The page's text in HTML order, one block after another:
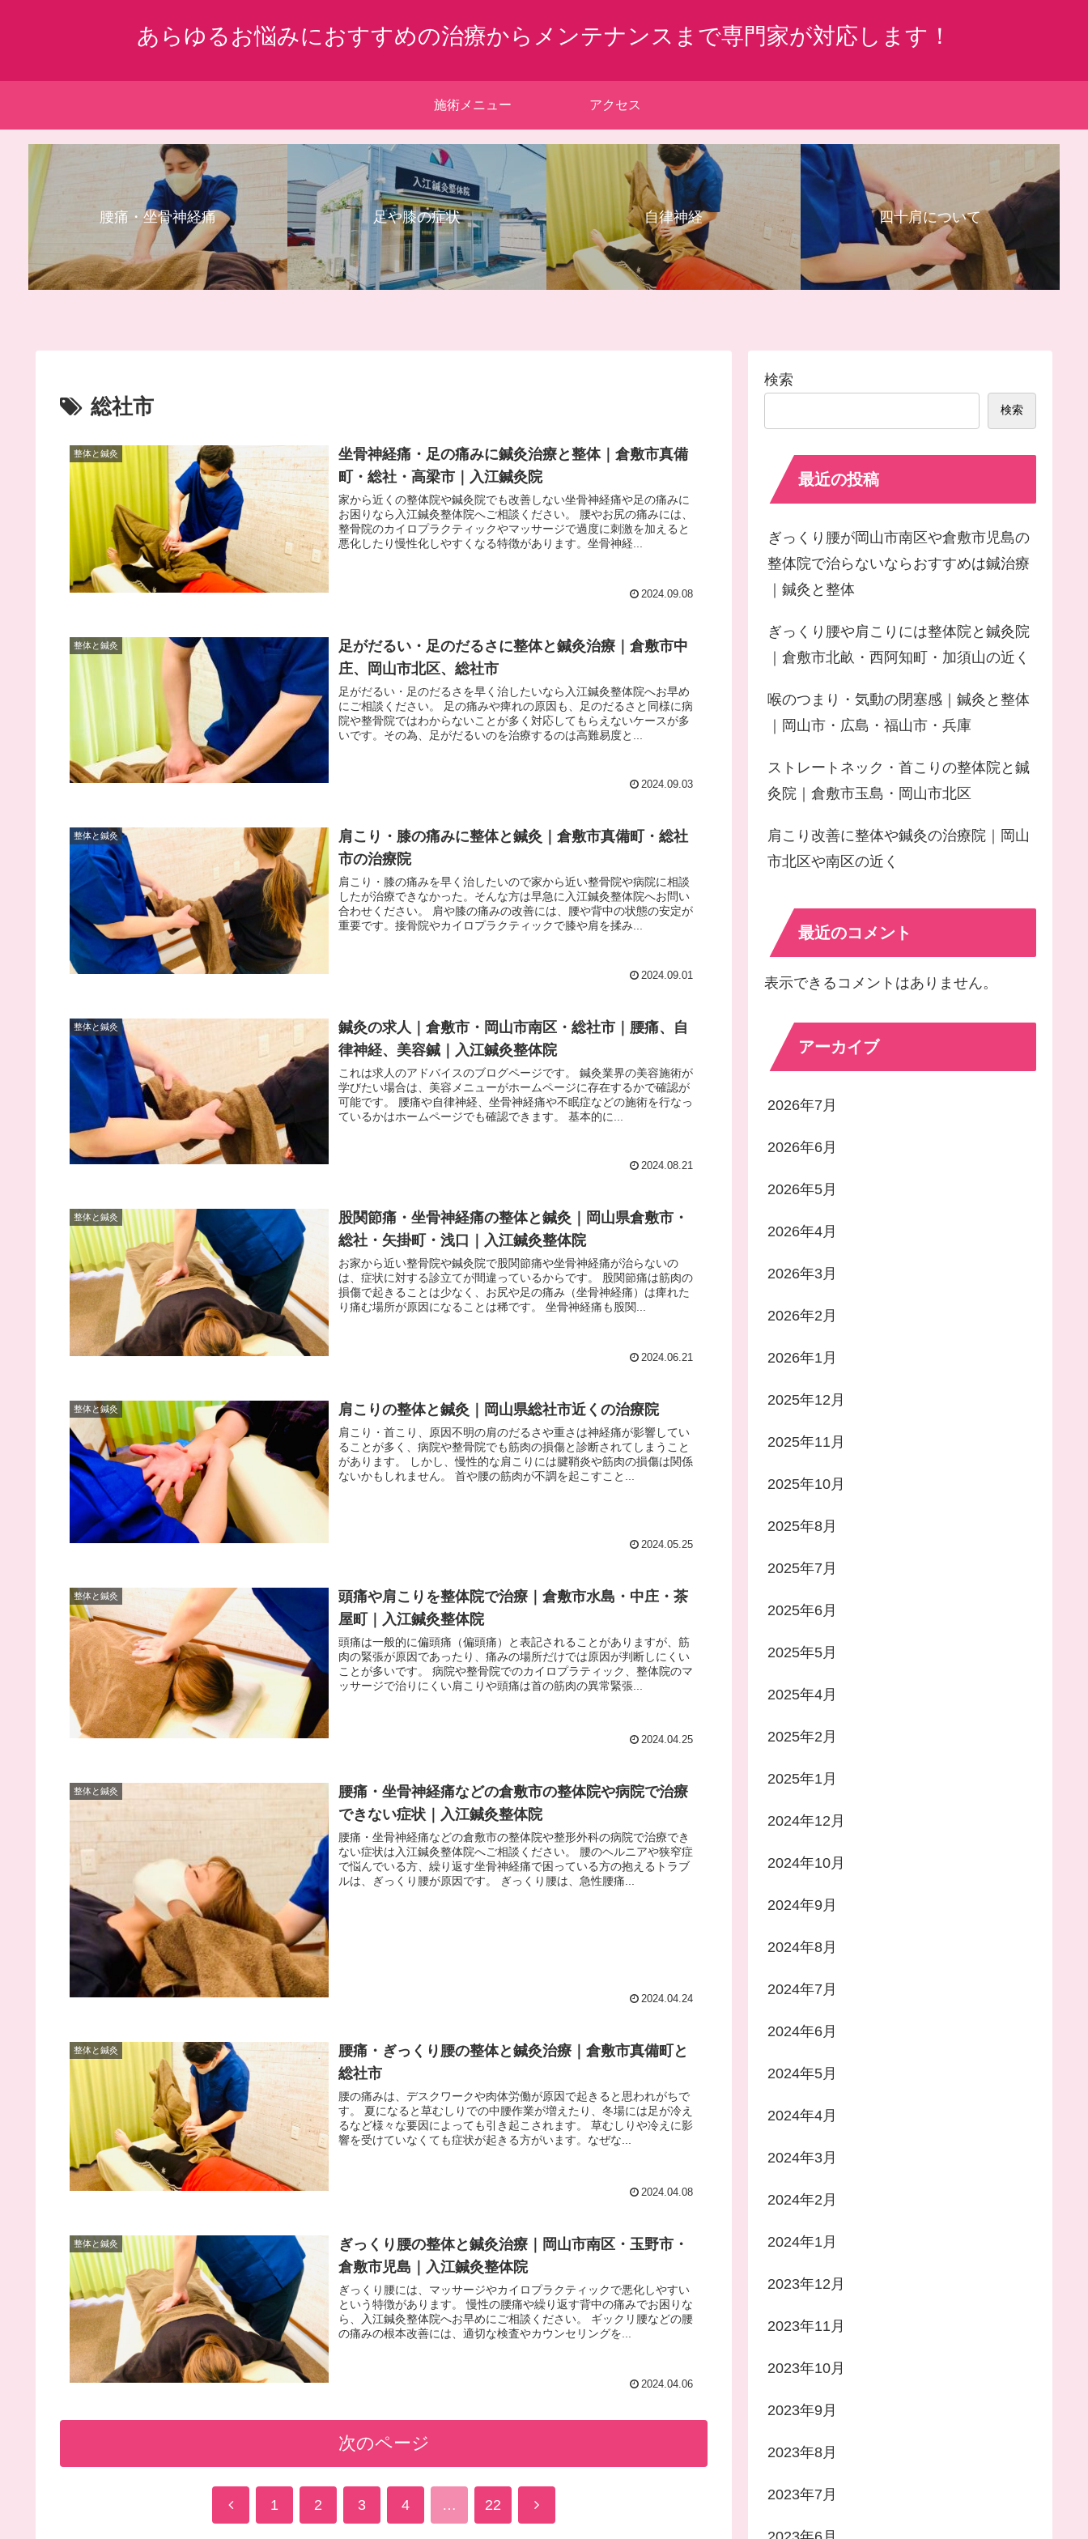
あらゆるお悩みにおすすめの治療からメンテナンスまで専門家が対応します！
施術メニュー アクセス
腰痛・坐骨神経痛 足や膝の症状 自律神経 四十肩について
総社市
整体と鍼灸
坐骨神経痛・足の痛みに鍼灸治療と整体｜倉敷市真備
町・総社・高梁市｜入江鍼灸院
家から近くの整体院や鍼灸院でも改善しない坐骨神経痛や足の痛みに
お困りなら入江鍼灸整体院へご相談ください。 腰やお尻の痛みには、
整骨院のカイロプラクティックやマッサージで過度に刺激を加えると
悪化したり慢性化しやすくなる特徴があります。坐骨神経...
2024.09.08
整体と鍼灸
足がだるい・足のだるさに整体と鍼灸治療｜倉敷市中
庄、岡山市北区、総社市
足がだるい・足のだるさを早く治したいなら入江鍼灸整体院へお早め
にご相談ください。 足の痛みや痺れの原因も、足のだるさと同様に病
院や整骨院ではわからないことが多く対応してもらえないケースが多
いです。その為、足がだるいのを治療するのは高難易度と...
2024.09.03
整体と鍼灸
肩こり・膝の痛みに整体と鍼灸｜倉敷市真備町・総社
市の治療院
肩こり・膝の痛みを早く治したいので家から近い整骨院や病院に相談
したが治療できなかった。そんな方は早急に入江鍼灸整体院へお問い
合わせください。 肩や膝の痛みの改善には、腰や背中の状態の安定が
重要です。接骨院やカイロプラクティックで膝や肩を揉み...
2024.09.01
整体と鍼灸
鍼灸の求人｜倉敷市・岡山市南区・総社市｜腰痛、自
律神経、美容鍼｜入江鍼灸整体院
これは求人のアドバイスのブログページです。 鍼灸業界の美容施術が
学びたい場合は、美容メニューがホームページに存在するかで確認が
可能です。 腰痛や自律神経、坐骨神経痛や不眠症などの施術を行なっ
ているかはホームページでも確認できます。 基本的に...
2024.08.21
整体と鍼灸
股関節痛・坐骨神経痛の整体と鍼灸｜岡山県倉敷市・
総社・矢掛町・浅口｜入江鍼灸整体院
お家から近い整骨院や鍼灸院で股関節痛や坐骨神経痛が治らないの
は、症状に対する診立てが間違っているからです。 股関節痛は筋肉の
損傷で起きることは少なく、お尻や足の痛み（坐骨神経痛）は痺れた
り痛む場所が原因になることは稀です。 坐骨神経痛も股関...
2024.06.21
整体と鍼灸 肩こりの整体と鍼灸｜岡山県総社市近くの治療院
肩こり・首こり、原因不明の肩のだるさや重さは神経痛が影響してい
ることが多く、病院や整骨院でも筋肉の損傷と診断されてしまうこと
があります。 しかし、慢性的な肩こりには腱鞘炎や筋肉の損傷は関係
ないかもしれません。 首や腰の筋肉が不調を起こすこと...
2024.05.25
整体と鍼灸
頭痛や肩こりを整体院で治療｜倉敷市水島・中庄・茶
屋町｜入江鍼灸整体院
頭痛は一般的に偏頭痛（偏頭痛）と表記されることがありますが、筋
肉の緊張が原因であったり、痛みの場所だけでは原因が判断しにくい
ことが多いです。 病院や整骨院でのカイロプラティック、整体院のマ
ッサージで治りにくい肩こりや頭痛は首の筋肉の異常緊張...
2024.04.25
整体と鍼灸
腰痛・坐骨神経痛などの倉敷市の整体院や病院で治療
できない症状｜入江鍼灸整体院
腰痛・坐骨神経痛などの倉敷市の整体院や整形外科の病院で治療でき
ない症状は入江鍼灸整体院へご相談ください。 腰のヘルニアや狭窄症
で悩んでいる方、繰り返す坐骨神経痛で困っている方の抱えるトラブ
ルは、ぎっくり腰が原因です。 ぎっくり腰は、急性腰痛...
2024.04.24
整体と鍼灸
腰痛・ぎっくり腰の整体と鍼灸治療｜倉敷市真備町と
総社市
腰の痛みは、デスクワークや肉体労働が原因で起きると思われがちで
す。 夏になると草むしりでの中腰作業が増えたり、冬場には足が冷え
るなど様々な要因によっても引き起こされます。 草むしりや冷えに影
響を受けていなくても症状が起きる方がいます。なぜな...
2024.04.08
整体と鍼灸
ぎっくり腰の整体と鍼灸治療｜岡山市南区・玉野市・
倉敷市児島｜入江鍼灸整体院
ぎっくり腰には、マッサージやカイロプラクティックで悪化しやすい
という特徴があります。 慢性の腰痛や繰り返す背中の痛みでお困りな
ら、入江鍼灸整体院へお早めにご相談ください。 ギックリ腰などの腰
の痛みの根本改善には、適切な検査やカウンセリングを...
2024.04.06
次のページ
前 1 2 3 4 … 22 次
検索
検索
最近の投稿
ぎっくり腰が岡山市南区や倉敷市児島の
整体院で治らないならおすすめは鍼治療
｜鍼灸と整体
ぎっくり腰や肩こりには整体院と鍼灸院
｜倉敷市北畝・西阿知町・加須山の近く
喉のつまり・気動の閉塞感｜鍼灸と整体
｜岡山市・広島・福山市・兵庫
ストレートネック・首こりの整体院と鍼
灸院｜倉敷市玉島・岡山市北区
肩こり改善に整体や鍼灸の治療院｜岡山
市北区や南区の近く
最近のコメント
表示できるコメントはありません。
アーカイブ
2026年7月
2026年6月
2026年5月
2026年4月
2026年3月
2026年2月
2026年1月
2025年12月
2025年11月
2025年10月
2025年8月
2025年7月
2025年6月
2025年5月
2025年4月
2025年2月
2025年1月
2024年12月
2024年10月
2024年9月
2024年8月
2024年7月
2024年6月
2024年5月
2024年4月
2024年3月
2024年2月
2024年1月
2023年12月
2023年11月
2023年10月
2023年9月
2023年8月
2023年7月